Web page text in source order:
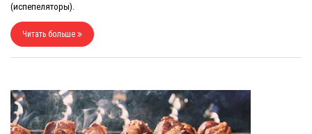
(испепеляторы).
Читать больше